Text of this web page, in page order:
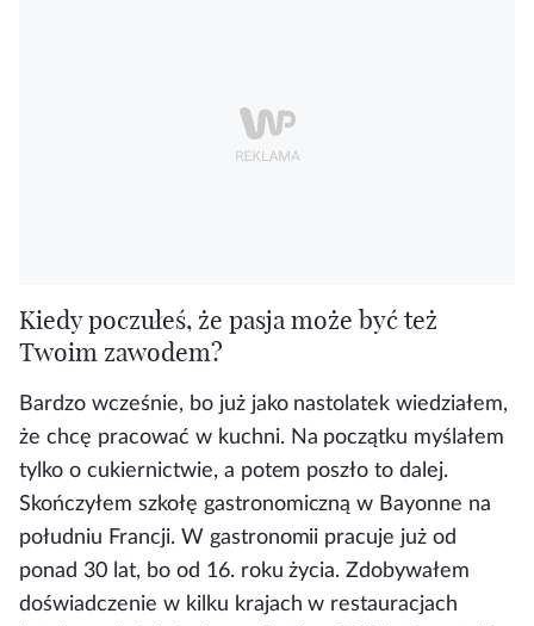
Kiedy poczułeś, że pasja może być też
Twoim zawodem?
Bardzo wcześnie, bo już jako nastolatek wiedziałem,
że chcę pracować w kuchni. Na początku myślałem
tylko o cukiernictwie, a potem poszło to dalej.
Skończyłem szkołę gastronomiczną w Bayonne na
południu Francji. W gastronomii pracuje już od
ponad 30 lat, bo od 16. roku życia. Zdobywałem
doświadczenie w kilku krajach w restauracjach